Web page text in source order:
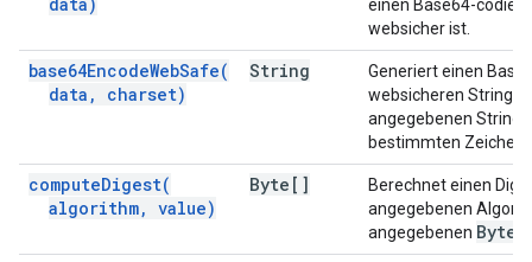
einen Base64-
websicher ist.
base64EncodeWebSafe(
data , charset)
String
Generiert einen
websicheren String
angegebenen String
bestimmten
computeDigest(
algorithm, value)
Byte[]
Berechnet einen
angegebenen
angegebenen